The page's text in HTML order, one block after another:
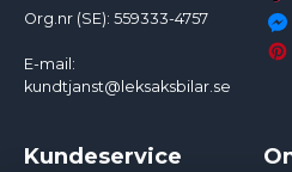
Org.nr (SE): 559333-4757
E-mail:
kundtjanst@leksaksbilar.se
Kundeservice